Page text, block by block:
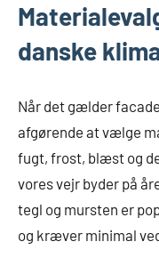
danske
Når det gælder
afgørende at vælge
fugt, frost, blæst og
vores vejr byder på
tegl og mursten er
og kræver minimal